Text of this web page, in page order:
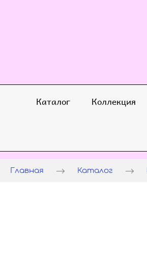
Каталог Коллекция
Главная Каталог